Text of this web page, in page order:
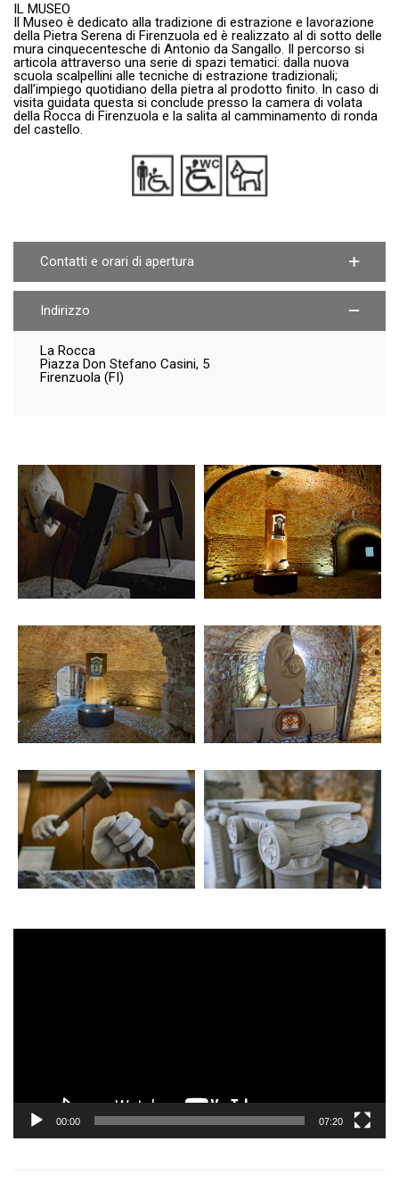
IL MUSEO
Il Museo è dedicato alla tradizione di estrazione e lavorazione
della Pietra Serena di Firenzuola ed è realizzato al di sotto delle
mura cinquecentesche di Antonio da Sangallo. Il percorso si
articola attraverso una serie di spazi tematici: dalla nuova
scuola scalpellini alle tecniche di estrazione tradizionali;
dall’impiego quotidiano della pietra al prodotto finito. In caso di
visita guidata questa si conclude presso la camera di volata
della Rocca di Firenzuola e la salita al camminamento di ronda
del castello.
Contatti e orari di apertura
Indirizzo
La Rocca
Piazza Don Stefano Casini, 5
Firenzuola (FI)
Video
00:00 07:20